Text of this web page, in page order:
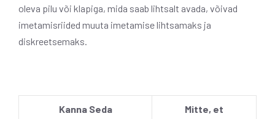
oleva pilu või klapiga, mida saab lihtsalt avada, võivad
imetamisriided muuta imetamise lihtsamaks ja
diskreetsemaks.
Kanna Seda Mitte, et